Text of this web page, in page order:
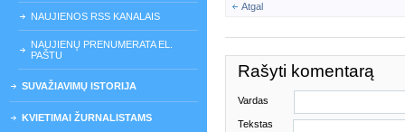
NAUJIENOS RSS KANALAIS
NAUJIENŲ PRENUMERATA EL.
PAŠTU
SUVAŽIAVIMŲ ISTORIJA
KVIETIMAI ŽURNALISTAMS
Atgal
Rašyti komentarą
Vardas
Tekstas